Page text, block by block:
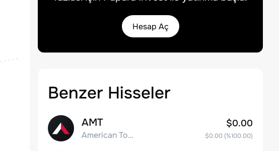
Hesap Aç
Benzer Hisseler
AMT
American Tower Corporation
$0.00
$0.00(%100.00)